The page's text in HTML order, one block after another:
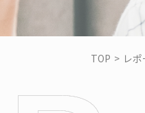
TOP > レ